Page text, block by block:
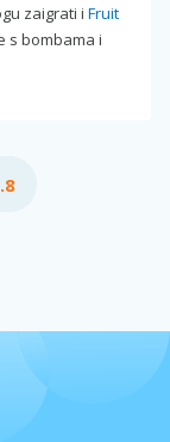
zaigrati i Fruit
s bombama i